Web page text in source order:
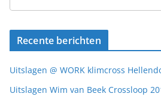
Recente berichten
Uitslagen @ WORK klimcross
Uitslagen Wim van Beek Crossloop